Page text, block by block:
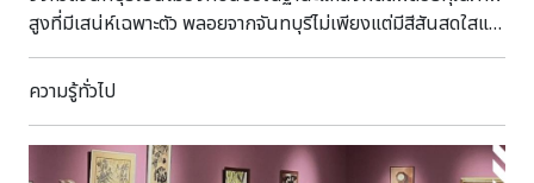
การบรรยายและเสวนาผ่านการถ่ายทอดสดได้ที่ Facebook และ
YouTube: Office of National Museums, Thailand
สูงที่มีเสน่ห์เฉพาะตัว พลอยจากจันทบุรีไม่เพียงแต่มีสีสันสดใสและ
ความงดงามที่เป็นเอกลักษณ์เท่านั้น ยังสะท้อนภูมิปัญญาและ
วัฒนธรรมของชาวเมืองที่สืบทอดกันมายาวนาน ทำให้จังหวัด
จันทบุรีโดดเด่นในฐานะแหล่งอัญมณีชั้นนำ และได้รับความนิยม
ทั้งในประเทศและต่างประเทศ แหล่งพลอยในจันทบุรีจัดอยู่
ในกลุ่มแร่คอรันดัม (Corundum) ได้แก่ ทับทิมและแซฟไฟร์ ที่
ความรู้ทั่วไป